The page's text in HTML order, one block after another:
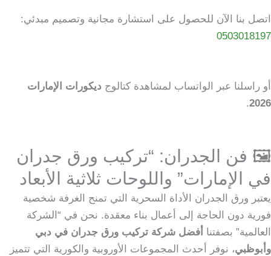
اتصل بنا الآن للحصول على استشارة مجانية وتصميم مبدئي:
0503018197
أو راسلنا عبر الواتساب لمشاهدة كتالوج ديكورات الإمارات
2026
.
🖼️ فن الجدران: “تركيب ورق جدران
في الإمارات” واللوحات ثلاثية الأبعاد
يعتبر ورق الجدران الأداة السحرية التي تمنح الغرفة شخصية
فورية دون الحاجة إلى أعمال بناء معقدة. نحن في “الشركة
العالمية” بصفتنا أفضل شركة تركيب ورق جدران في دبي
وأبوظبي، نوفر أحدث المجموعات الأوروبية والكورية التي تتميز